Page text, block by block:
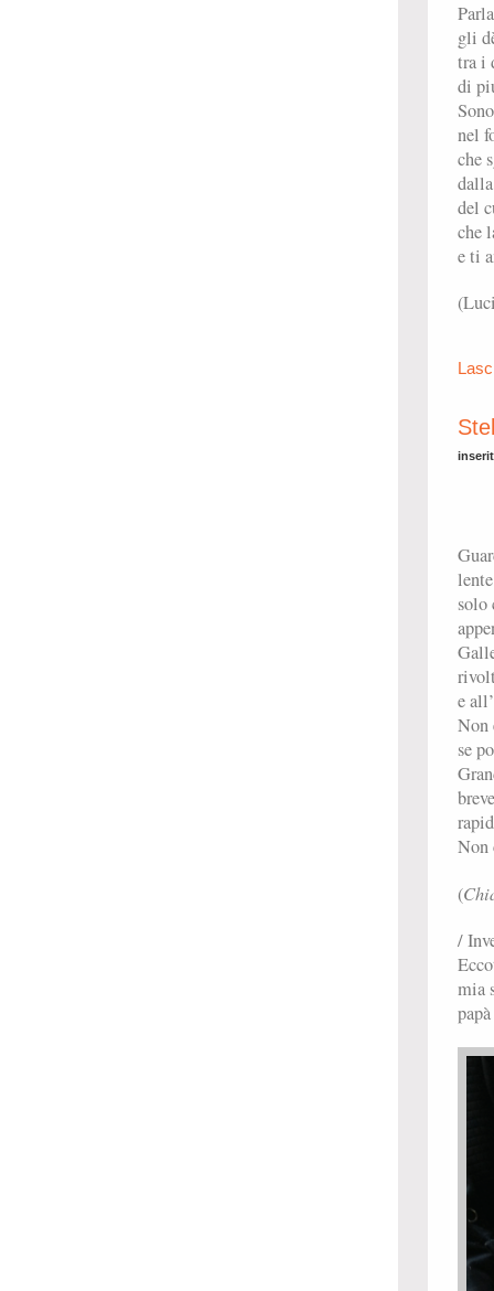
gli
tra i
di
nel
che
del
che
e ti
solo
e
Non
se
Non
(
/
mia